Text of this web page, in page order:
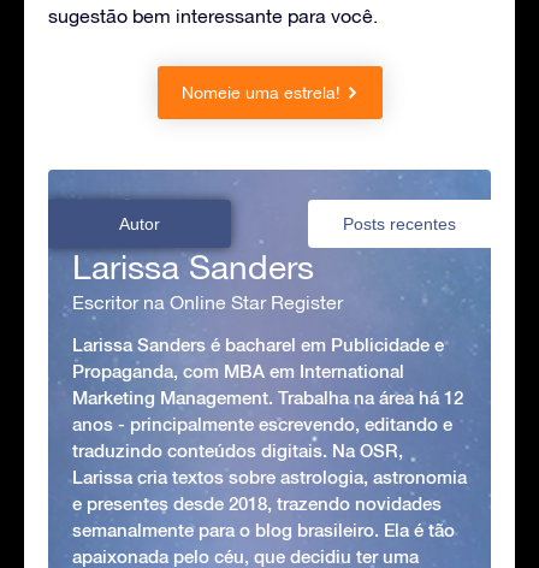
sugestão bem interessante para você.
Nomeie uma estrela!
Autor Posts recentes
Larissa Sanders
Escritor na Online Star Register
Larissa Sanders é bacharel em Publicidade e
Propaganda, com MBA em International
Marketing Management. Trabalha na área há 12
anos - principalmente escrevendo, editando e
traduzindo conteúdos digitais. Na OSR,
Larissa cria textos sobre astrologia, astronomia
e presentes desde 2018, trazendo novidades
semanalmente para o blog brasileiro. Ela é tão
apaixonada pelo céu, que decidiu ter uma